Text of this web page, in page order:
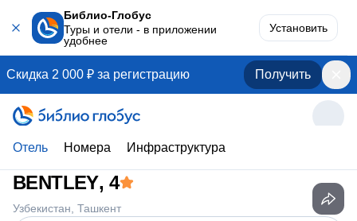
Библио-Глобус
Туры и отели - в приложении
удобнее
Установить
Скидка 2 000 ₽ за регистрацию Получить
Отель Номера Инфраструктура
BENTLEY, 4
Узбекистан Ташкент